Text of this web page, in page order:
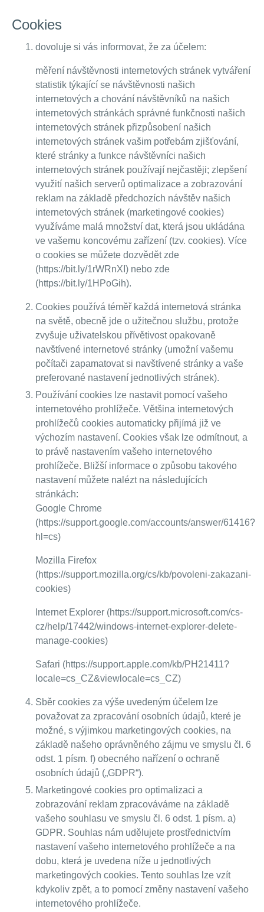
Cookies
dovoluje si vás informovat, že za účelem:
měření návštěvnosti internetových stránek vytváření
statistik týkající se návštěvnosti našich
internetových a chování návštěvníků na našich
internetových stránkách správné funkčnosti našich
internetových stránek přizpůsobení našich
internetových stránek vašim potřebám zjišťování,
které stránky a funkce návštěvníci našich
internetových stránek používají nejčastěji; zlepšení
využití našich serverů optimalizace a zobrazování
reklam na základě předchozích návštěv našich
internetových stránek (marketingové cookies)
využíváme malá množství dat, která jsou ukládána
ve vašemu koncovému zařízení (tzv. cookies). Více
o cookies se můžete dozvědět zde
(https://bit.ly/1rWRnXI) nebo zde
(https://bit.ly/1HPoGih).
Cookies používá téměř každá internetová stránka
na světě, obecně jde o užitečnou službu, protože
zvyšuje uživatelskou přívětivost opakovaně
navštívené internetové stránky (umožní vašemu
počítači zapamatovat si navštívené stránky a vaše
preferované nastavení jednotlivých stránek).
Používání cookies lze nastavit pomocí vašeho
internetového prohlížeče. Většina internetových
prohlížečů cookies automaticky přijímá již ve
výchozím nastavení. Cookies však lze odmítnout, a
to právě nastavením vašeho internetového
prohlížeče. Bližší informace o způsobu takového
nastavení můžete nalézt na následujících
stránkách:
Google Chrome
(https://support.google.com/accounts/answer/61416?
hl=cs)
Mozilla Firefox
(https://support.mozilla.org/cs/kb/povoleni-zakazani-
cookies)
Internet Explorer (https://support.microsoft.com/cs-
cz/help/17442/windows-internet-explorer-delete-
manage-cookies)
Safari (https://support.apple.com/kb/PH21411?
locale=cs_CZ&viewlocale=cs_CZ)
Sběr cookies za výše uvedeným účelem lze
považovat za zpracování osobních údajů, které je
možné, s výjimkou marketingových cookies, na
základě našeho oprávněného zájmu ve smyslu čl. 6
odst. 1 písm. f) obecného nařízení o ochraně
osobních údajů („GDPR“).
Marketingové cookies pro optimalizaci a
zobrazování reklam zpracováváme na základě
vašeho souhlasu ve smyslu čl. 6 odst. 1 písm. a)
GDPR. Souhlas nám udělujete prostřednictvím
nastavení vašeho internetového prohlížeče a na
dobu, která je uvedena níže u jednotlivých
marketingových cookies. Tento souhlas lze vzít
kdykoliv zpět, a to pomocí změny nastavení vašeho
internetového prohlížeče.